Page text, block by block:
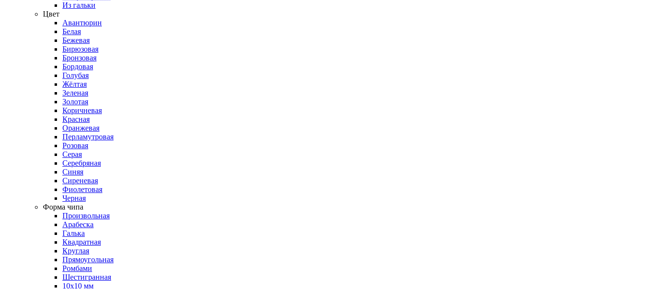
Из гальки
Цвет
Авантюрин
Белая
Бежевая
Бирюзовая
Бронзовая
Бордовая
Голубая
Жёлтая
Зеленая
Золотая
Коричневая
Красная
Оранжевая
Перламутровая
Розовая
Серая
Серебряная
Синяя
Сиреневая
Фиолетовая
Черная
Форма чипа
Произвольная
Арабеска
Галька
Квадратная
Круглая
Прямоугольная
Ромбами
Шестигранная
10х10 мм